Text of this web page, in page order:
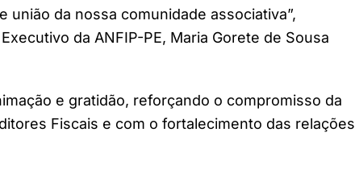
da nossa comunidade associativa”,
da ANFIP-PE, Maria Gorete de Sousa
e gratidão, reforçando o compromisso da
Fiscais e com o fortalecimento das relações